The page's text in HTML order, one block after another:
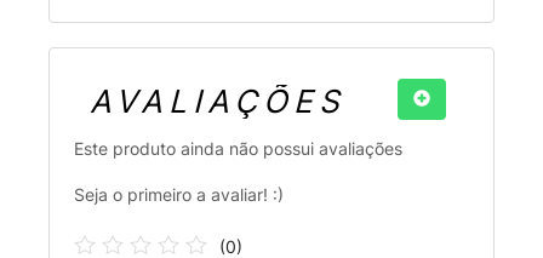
AVALIAÇÕES
Este produto ainda não possui avaliações
Seja o primeiro a avaliar! :)
(0)